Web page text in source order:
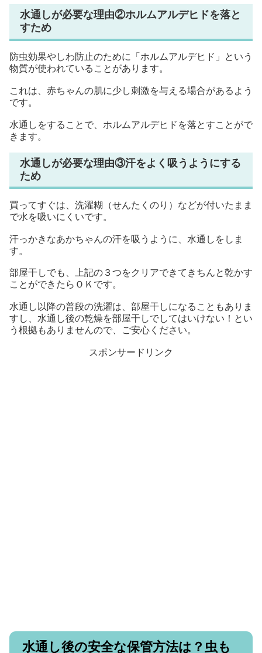
水通しが必要な理由②ホルムアルデヒドを落と
すため
防虫効果やしわ防止のために「ホルムアルデヒド」という
物質が使われていることがあります。
これは、赤ちゃんの肌に少し刺激を与える場合があるよう
です。
水通しをすることで、ホルムアルデヒドを落とすことがで
きます。
水通しが必要な理由③汗をよく吸うようにする
ため
買ってすぐは、洗濯糊（せんたくのり）などが付いたまま
で水を吸いにくいです。
汗っかきなあかちゃんの汗を吸うように、水通しをしま
す。
部屋干しでも、上記の３つをクリアできてきちんと乾かす
ことができたらＯＫです。
水通し以降の普段の洗濯は、部屋干しになることもありま
すし、水通し後の乾燥を部屋干しでしてはいけない！とい
う根拠もありませんので、ご安心ください。
スポンサードリンク
水通し後の安全な保管方法は？虫も